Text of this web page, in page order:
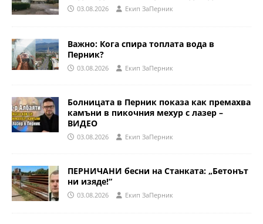
03.08.2026 Eкип ЗаПерник
Важно: Кога спира топлата вода в
Перник?
03.08.2026 Eкип ЗаПерник
Болницата в Перник показа как премахва
камъни в пикочния мехур с лазер –
ВИДЕО
03.08.2026 Eкип ЗаПерник
ПЕРНИЧАНИ бесни на Станката: „Бетонът
ни изяде!“
03.08.2026 Eкип ЗаПерник